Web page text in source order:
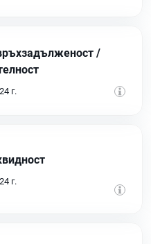
/
г.
г.